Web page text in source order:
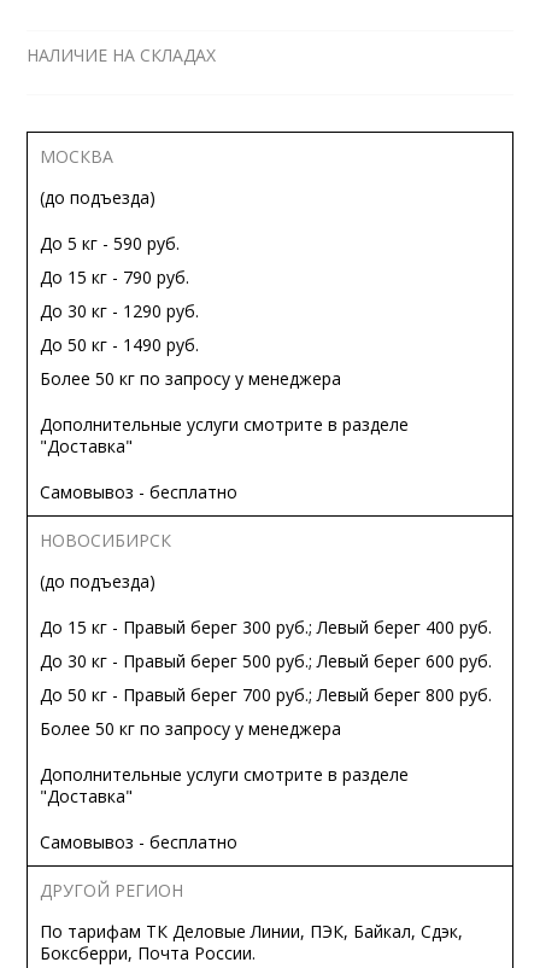
НАЛИЧИЕ НА СКЛАДАХ
МОСКВА
(до подъезда)
До 5 кг - 590 руб.
До 15 кг - 790 руб.
До 30 кг - 1290 руб.
До 50 кг - 1490 руб.
Более 50 кг по запросу у менеджера
Дополнительные услуги смотрите в разделе
"Доставка"
Самовывоз - бесплатно
НОВОСИБИРСК
(до подъезда)
До 15 кг - Правый берег 300 руб.; Левый берег 400 руб.
До 30 кг - Правый берег 500 руб.; Левый берег 600 руб.
До 50 кг - Правый берег 700 руб.; Левый берег 800 руб.
Более 50 кг по запросу у менеджера
Дополнительные услуги смотрите в разделе
"Доставка"
Самовывоз - бесплатно
ДРУГОЙ РЕГИОН
По тарифам ТК Деловые Линии, ПЭК, Байкал, Сдэк,
Боксберри, Почта России.